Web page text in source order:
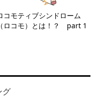
コモティブシンドローム
（ロコモ）とは！？ part 1
グ